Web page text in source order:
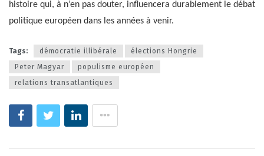
histoire qui, à n’en pas douter, influencera durablement le débat
politique européen dans les années à venir.
Tags: démocratie illibérale
élections Hongrie
Peter Magyar
populisme européen
relations transatlantiques